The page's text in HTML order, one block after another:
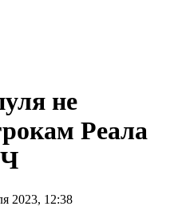
не
Реала
2023, 12:38